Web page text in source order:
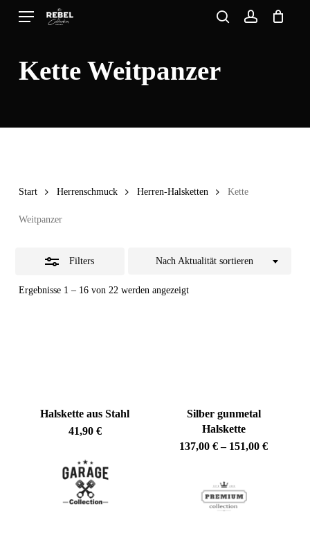
Skip
content
Menu
Kette Weitpanzer
Start Herrenschmuck Herren-Halsketten Kette
Weitpanzer
Filters
Ergebnisse 1 – 16 von 22 werden angezeigtNach
Nach Aktualität sortieren
Halskette aus Stahl
41,90 €
Silber gunmetal
Halskette
137,00€ – 151,00€